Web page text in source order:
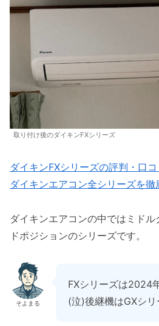
取り付け後のダイキンFXシリーズ
ダイキンFXシリーズの評判・口
ダイキンエアコン全シリーズを徹
ダイキンエアコンの中ではミド
ドポジションのシリーズです。
そよまる
FXシリーズは2024
(泣)後継機はGXシリ